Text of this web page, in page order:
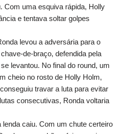
Com uma esquiva rápida, Holly
e tentava soltar golpes
levou a adversária para o
de-braço, defendida pela
levantou. No final do round, um
cheio no rosto de Holly Holm,
travar a luta para evitar
consecutivas, Ronda voltaria
lenda caiu. Com um chute certeiro